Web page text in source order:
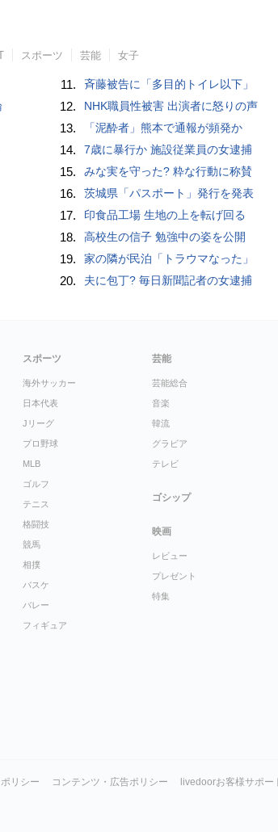
スポーツ 芸能 女子
11. 斉藤被告に「多目的トイレ以下」
12. NHK職員性被害 出演者に怒りの声
13. 「泥酔者」熊本で通報が頻発か
14. 7歳に暴行か 施設従業員の女逮捕
15. みな実を守った? 粋な行動に称賛
16. 茨城県「パスポート」発行を発表
17. 印食品工場 生地の上を転げ回る
18. 高校生の信子 勉強中の姿を公開
19. 家の隣が民泊「トラウマなった」
20. 夫に包丁? 毎日新聞記者の女逮捕
スポーツ
海外サッカー
日本代表
Jリーグ
プロ野球
MLB
ゴルフ
テニス
格闘技
競馬
相撲
バスケ
バレー
フィギュア
芸能
芸能総合
音楽
韓流
グラビア
テレビ
ゴシップ
映画
レビュー
プレゼント
特集
リシー コンテンツ・広告ポリシー livedoorお客様サポー